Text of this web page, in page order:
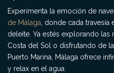
Experimenta la emoción de
de Málaga , donde cada
deleite. Ya estés explorando las
Costa del Sol o disfrutando de
Puerto Marina, Málaga ofrece
y relax en el agua.